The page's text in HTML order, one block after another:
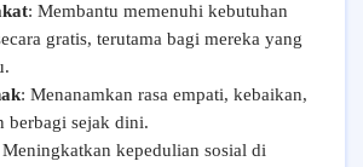
: Membantu memenuhi kebutuhan
gratis, terutama bagi mereka yang
: Menanamkan rasa empati, kebaikan,
berbagi sejak dini.
Meningkatkan kepedulian sosial di